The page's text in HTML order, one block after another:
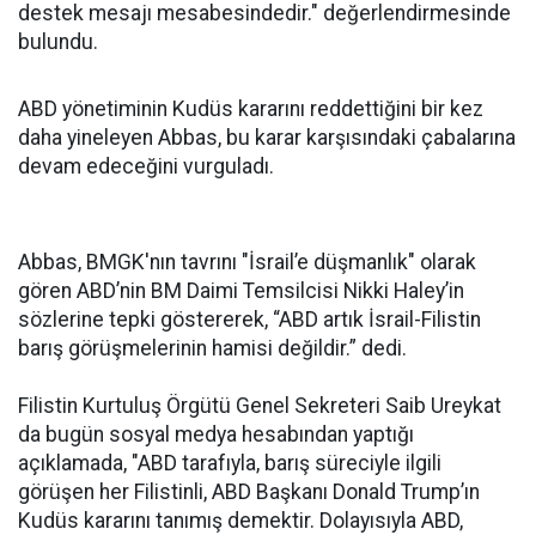
destek mesajı mesabesindedir." değerlendirmesinde
bulundu.
ABD yönetiminin Kudüs kararını reddettiğini bir kez
daha yineleyen Abbas, bu karar karşısındaki çabalarına
devam edeceğini vurguladı.
Abbas, BMGK'nın tavrını "İsrail’e düşmanlık" olarak
gören ABD’nin BM Daimi Temsilcisi Nikki Haley’in
sözlerine tepki göstererek, “ABD artık İsrail-Filistin
barış görüşmelerinin hamisi değildir.” dedi.
Filistin Kurtuluş Örgütü Genel Sekreteri Saib Ureykat
da bugün sosyal medya hesabından yaptığı
açıklamada, "ABD tarafıyla, barış süreciyle ilgili
görüşen her Filistinli, ABD Başkanı Donald Trump’ın
Kudüs kararını tanımış demektir. Dolayısıyla ABD,